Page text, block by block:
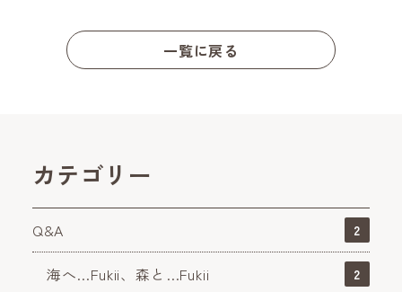
一覧に戻る
カテゴリー
Q&A 2
海へ…Fukii、森と…Fukii 2